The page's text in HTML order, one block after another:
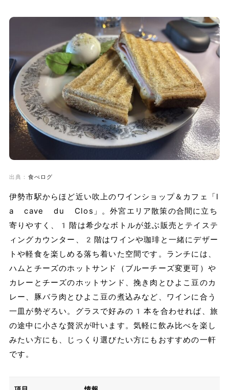
出典： 食べログ
伊勢市駅からほど近い吹上のワインショップ＆カフェ「l
a cave du Clos」。外宮エリア散策の合間に立ち
寄りやすく、1階は希少なボトルが並ぶ販売とテイステ
ィングカウンター、2階はワインや珈琲と一緒にデザー
トや軽食を楽しめる落ち着いた空間です。ランチには、
ハムとチーズのホットサンド（ブルーチーズ変更可）や
カレーとチーズのホットサンド、挽き肉とひよこ豆のカ
レー、豚バラ肉とひよこ豆の煮込みなど、ワインに合う
一皿が勢ぞろい。グラスで好みの1本を合わせれば、旅
の途中に小さな贅沢が叶います。気軽に飲み比べを楽し
みたい方にも、じっくり選びたい方にもおすすめの一軒
です。